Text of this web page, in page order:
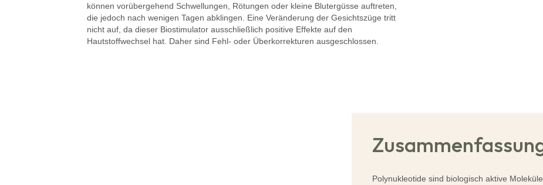
können vorübergehend Schwellungen, Rötungen oder kleine Blutergüsse auftreten,
die jedoch nach wenigen Tagen abklingen. Eine Veränderung der Gesichtszüge tritt
nicht auf, da dieser Biostimulator ausschließlich positive Effekte auf den
Hautstoffwechsel hat. Daher sind Fehl- oder Überkorrekturen ausgeschlossen.
Polynukleotide sind biologisch aktive